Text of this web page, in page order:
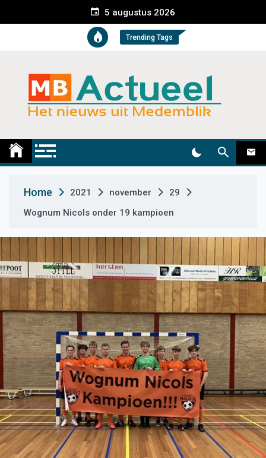
e
t
5 augustus 2026
Trending Tags
Medemblik Actueel
Home 2021 november
29
Wognum Nicols onder 19 kampioen